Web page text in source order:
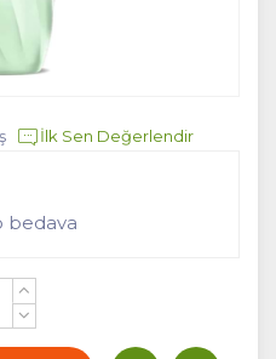
İlk Sen Değerlendir
bedava
+